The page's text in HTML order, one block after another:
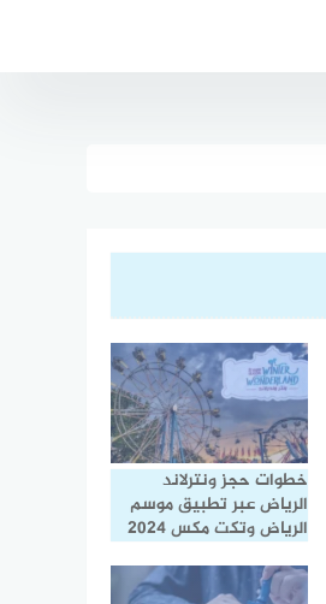
خطوات حجز ونترلاند
الرياض عبر تطبيق موسم
الرياض وتكت مكس 2024